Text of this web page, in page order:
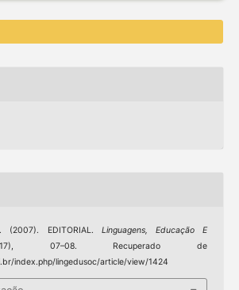
(2007). EDITORIAL. Linguagens, Educação E
07–08. Recuperado de
index.php/lingedusoc/article/view/1424